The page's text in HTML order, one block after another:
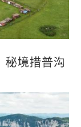
秘境措普沟